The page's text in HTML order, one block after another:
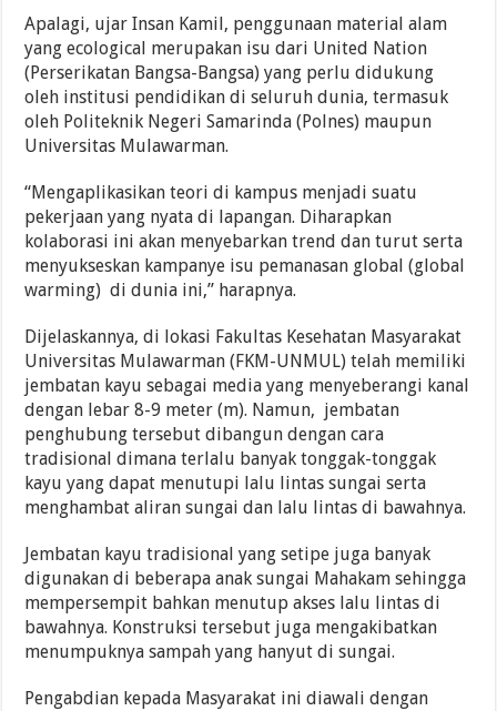
Apalagi, ujar Insan Kamil, penggunaan material alam
yang ecological merupakan isu dari United Nation
(Perserikatan Bangsa-Bangsa) yang perlu didukung
oleh institusi pendidikan di seluruh dunia, termasuk
oleh Politeknik Negeri Samarinda (Polnes) maupun
Universitas Mulawarman.
“Mengaplikasikan teori di kampus menjadi suatu
pekerjaan yang nyata di lapangan. Diharapkan
kolaborasi ini akan menyebarkan trend dan turut serta
menyukseskan kampanye isu pemanasan global (global
warming) di dunia ini,” harapnya.
Dijelaskannya, di lokasi Fakultas Kesehatan Masyarakat
Universitas Mulawarman (FKM-UNMUL) telah memiliki
jembatan kayu sebagai media yang menyeberangi kanal
dengan lebar 8-9 meter (m). Namun, jembatan
penghubung tersebut dibangun dengan cara
tradisional dimana terlalu banyak tonggak-tonggak
kayu yang dapat menutupi lalu lintas sungai serta
menghambat aliran sungai dan lalu lintas di bawahnya.
Jembatan kayu tradisional yang setipe juga banyak
digunakan di beberapa anak sungai Mahakam sehingga
mempersempit bahkan menutup akses lalu lintas di
bawahnya. Konstruksi tersebut juga mengakibatkan
menumpuknya sampah yang hanyut di sungai.
Pengabdian kepada Masyarakat ini diawali dengan